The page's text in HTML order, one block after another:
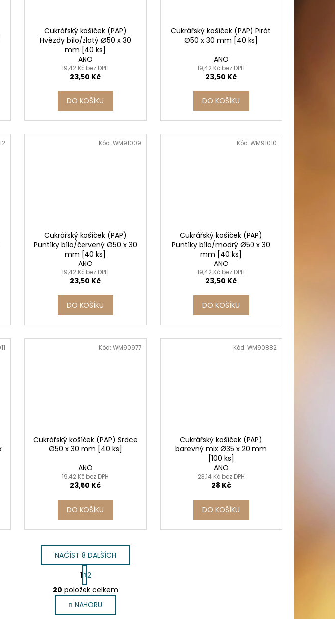
Cukrářský košíček (PAP)
Hvězdy bílo/zlatý Ø50 x 30
mm [40 ks]
ANO
19,42 Kč bez DPH
23,50 Kč
DO KOŠÍKU
Cukrářský košíček (PAP) Pirát
Ø50 x 30 mm [40 ks]
ANO
19,42 Kč bez DPH
23,50 Kč
DO KOŠÍKU
Cukrářský košíček (PAP)
Puntíky bílo/červený Ø50 x 30
mm [40 ks]
ANO
19,42 Kč bez DPH
23,50 Kč
DO KOŠÍKU
Kód: WM91009
Cukrářský košíček (PAP)
Puntíky bílo/modrý Ø50 x 30
mm [40 ks]
ANO
19,42 Kč bez DPH
23,50 Kč
DO KOŠÍKU
Kód: WM91010
Cukrářský košíček (PAP) Srdce
Ø50 x 30 mm [40 ks]
ANO
19,42 Kč bez DPH
23,50 Kč
DO KOŠÍKU
Kód: WM90977
Cukrářský košíček (PAP)
barevný mix Ø35 x 20 mm
[100 ks]
ANO
23,14 Kč bez DPH
28 Kč
DO KOŠÍKU
Kód: WM90882
O
v
l
NAČÍST 8 DALŠÍCH
S
t
r
á
n
1 2
20 položek celkem
NAHORU